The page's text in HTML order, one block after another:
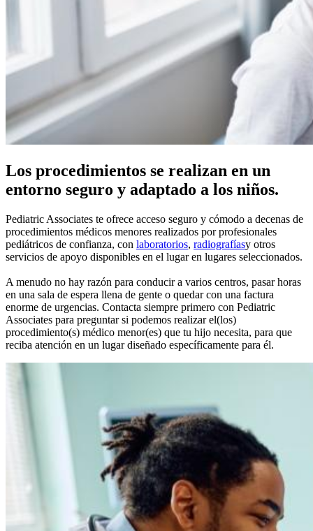
Los procedimientos se realizan en un
entorno seguro y adaptado a los niños.
Pediatric Associates te ofrece acceso seguro y cómodo a decenas de
procedimientos médicos menores realizados por profesionales
pediátricos de confianza, con laboratorios, radiografíasy otros
servicios de apoyo disponibles en el lugar en lugares seleccionados.
A menudo no hay razón para conducir a varios centros, pasar horas
en una sala de espera llena de gente o quedar con una factura
enorme de urgencias. Contacta siempre primero con Pediatric
Associates para preguntar si podemos realizar el(los)
procedimiento(s) médico menor(es) que tu hijo necesita, para que
reciba atención en un lugar diseñado específicamente para él.